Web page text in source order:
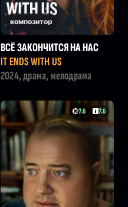
композитор
ВСЁ ЗАКОНЧИТСЯ НА НАС
IT ENDS WITH US
2024, драма, мелодрама
7.6 7.6